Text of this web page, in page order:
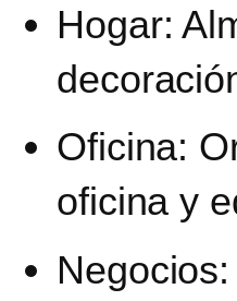
Hogar:
Oficina:
oficina y
Negocios